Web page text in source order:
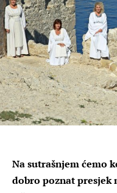
Na sutrašnjem ćemo
dobro poznat presjek